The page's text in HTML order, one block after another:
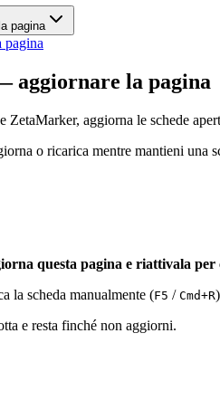
pagina
pagina
aggiornare la pagina
ZetaMarker, aggiorna le schede
o ricarica mentre mantieni una
questa pagina e riattivala
la scheda manualmente (F5 / Cmd+R
e resta finché non aggiorni.